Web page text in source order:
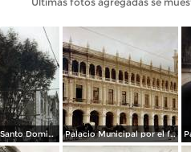
La Iglesia de Santo Domingo. Palacio Municipal por el fotografo Hugo Brehme..